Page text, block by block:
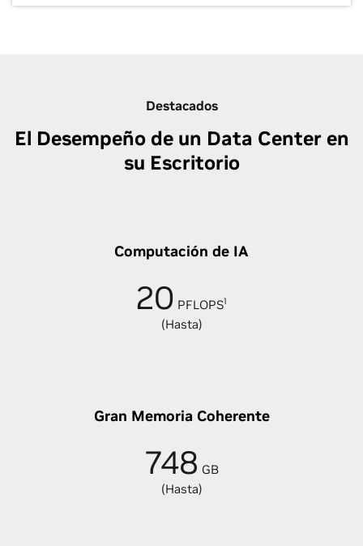
Destacados
El Desempeño de un Data Center en
su Escritorio
Computación de IA
20 PFLOPS1
(Hasta)
Gran Memoria Coherente
748 GB
(Hasta)